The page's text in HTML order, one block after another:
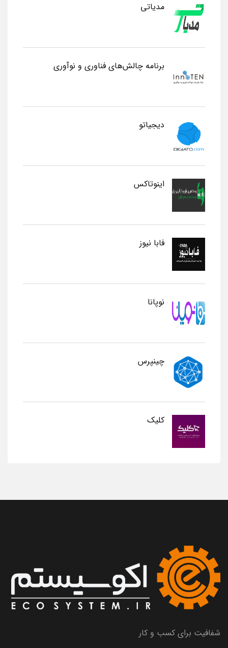
مدیاتی
برنامه چالش‌های فناوری و نوآوری
دیجیاتو
اینوتاکس
فابا نیوز
نوپانا
چینپرس
کلیک
شفافیت برای کسب و کار